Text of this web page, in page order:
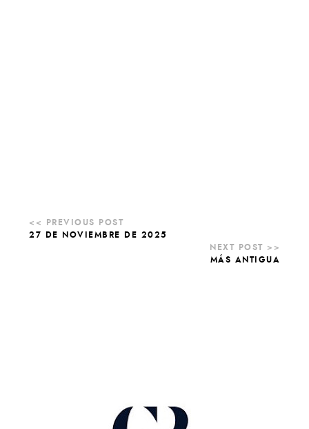
27 DE NOVIEMBRE DE 2025
MÁS ANTIGUA